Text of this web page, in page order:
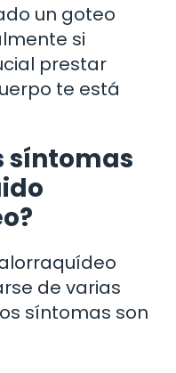
un goteo
si
prestar
te está
síntomas
de varias
síntomas son